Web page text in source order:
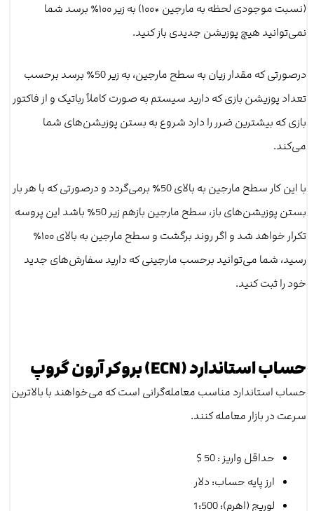
(نسبت موجودی لحظه به مارجین *۱۰۰) به زیر ۱۰۰٪ برسد شما
نمی‌توانید هیچ پوزیشن جدیدی باز کنید.
درصورتی که مقدار زیان به سطح مارجین، به زیر 50٪ برسد برحسب
تعداد پوزیشن بازی که دارید سیستم به صورت کاملاً رباتیک و از فاکتور
بازی که بیشترین ضرر را دارد شروع به بستن پوزیشن‌های شما
می‌کند.
با این کار سطح مارجین به بالای 50٪ برمی‌گردد و درصورتی‌ که با هر بار
بستن پوزیشن‌های باز، سطح مارجین بازهم زیر 50٪ باشد این پروسه
تکرار خواهد شد و اگر روند برگشت و سطح مارجین به بالای ۱۰۰٪
رسید، شما می‌توانید برحسب مارجینی که دارید سفارش‌های جدید
خود را ثبت کنید.
حساب استاندارد (ECN) بروکر آرون گروپ
حساب استاندارد مناسب معامله‌گرانی است که می‌خواهند با بالاترین
سرعت در بازار معامله کنند.
حداقل واریز : 50 $
ارز پایه حساب‌: دلار
لوریج (اهرم): 1:500